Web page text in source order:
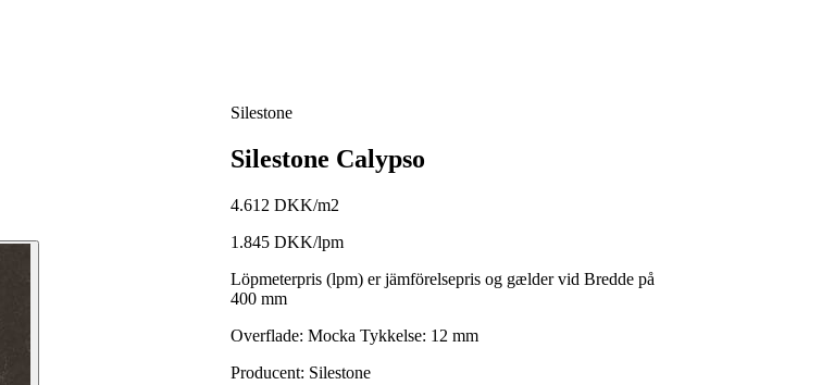
Silestone
Silestone Calypso
4.612 DKK/m2
1.845 DKK/lpm
Löpmeterpris (lpm) er jämförelsepris og gælder vid Bredde på
400 mm
Overflade: Mocka Tykkelse: 12 mm
Producent: Silestone